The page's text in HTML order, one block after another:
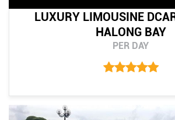
LUXURY LIMOUSINE
HALONG BAY
PER DAY